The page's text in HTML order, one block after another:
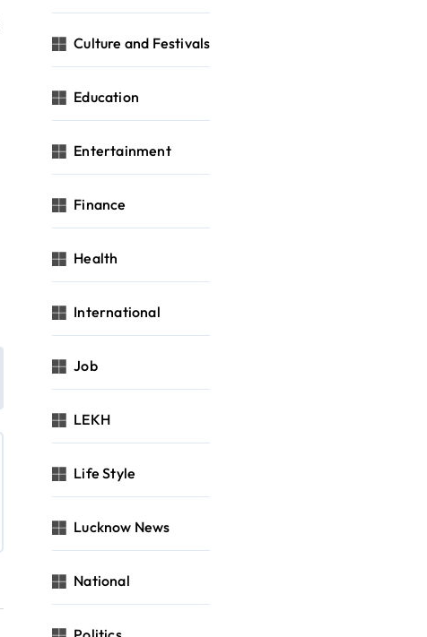
Culture and Festivals
Education
Entertainment
Finance
Health
International
Job
LEKH
Life Style
Lucknow News
National